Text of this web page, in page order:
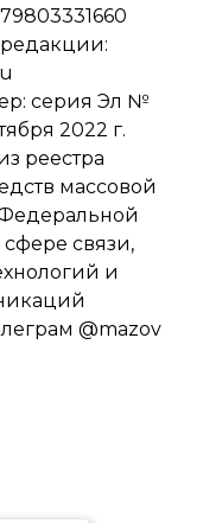
редакции:
серия Эл №
2022 г.
реестра
массовой
связи,
и
@mazov